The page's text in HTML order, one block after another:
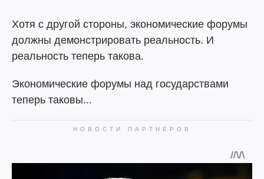
Хотя с другой стороны, экономические форумы
должны демонстрировать реальность. И
реальность теперь такова.
Экономические форумы над государствами
теперь таковы...